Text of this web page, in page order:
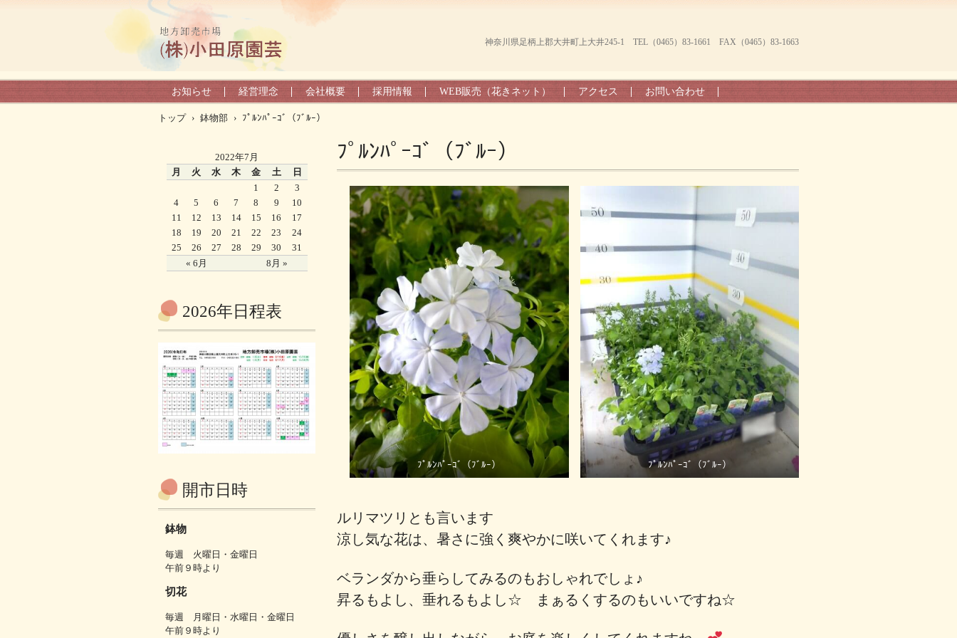
神奈川県足柄上郡大井町上大井245-1 TEL（0465）83-1661 FAX（0465）83-1663
お知らせ 経営理念 会社概要 採用情報 WEB販売（花きネット） アクセス お問い合わせ
トップ › 鉢物部 › ﾌﾟﾙﾝﾊﾟｰｺﾞ（ﾌﾞﾙｰ）
ﾌﾟﾙﾝﾊﾟｰｺﾞ（ﾌﾞﾙｰ）
ﾌﾟﾙﾝﾊﾟｰｺﾞ（ﾌﾞﾙｰ） ﾌﾟﾙﾝﾊﾟｰｺﾞ（ﾌﾞﾙｰ）
ルリマツリとも言います
涼し気な花は、暑さに強く爽やかに咲いてくれます♪
ベランダから垂らしてみるのもおしゃれでしょ♪
昇るもよし、垂れるもよし☆ まぁるくするのもいいですね☆
2022年7月
月
火 水 木 金 土 日
« 6月 8月 »
1 2
3
4
5 6 7 8 9
10
11
12 13 14 15 16
17
18
19 20 21 22 23
24
25
26 27 28 29 30 31
2026年日程表
開市日時
鉢物
毎週 火曜日・金曜日
午前９時より
切花
毎週 月曜日・水曜日・金曜日
午前９時より